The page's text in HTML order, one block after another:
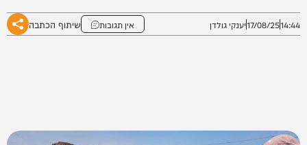
14:44
17/08/25יענקי גולדן אין תגובות שיתוף הכתבה